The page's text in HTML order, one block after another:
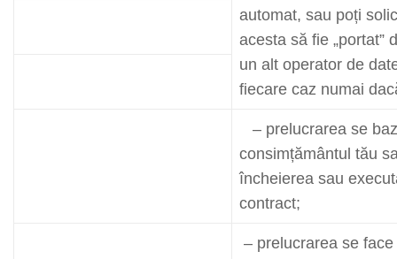
automat, sau poți
acesta să fie „portat”
un alt operator de
fiecare caz numai
– prelucrarea se
consimțământul tău
încheierea sau
contract;
– prelucrarea se face